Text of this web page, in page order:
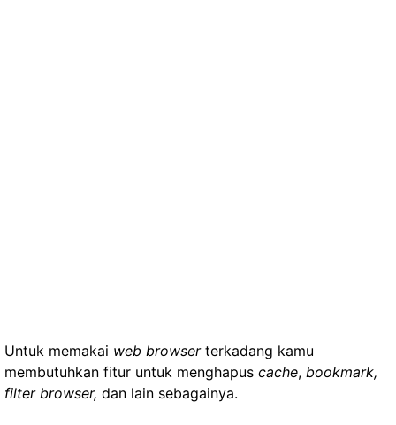
Untuk memakai web browserterkadang kamu
membutuhkan fitur untuk menghapus cache, bookmark,
filter browser, dan lain sebagainya.